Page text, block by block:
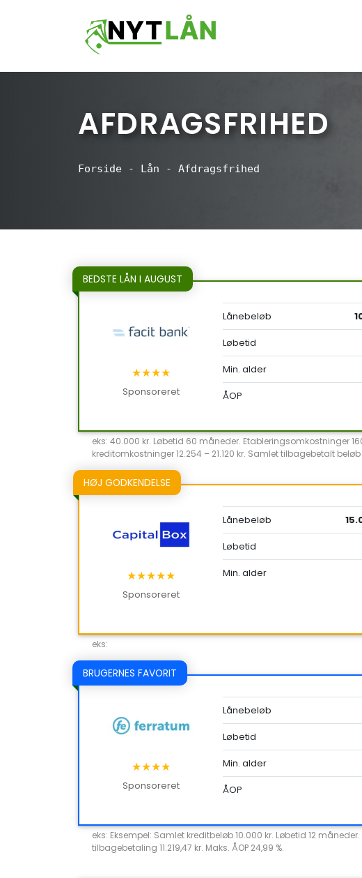
AFDRAGSFRIHED
Forside - Lån - Afdragsfrihed
BEDSTE LÅN I AUGUST
★★★★
Sponsoreret
Lånebeløb
Løbetid
Min. alder
ÅOP
eks: 40.000 kr. Løbetid 60 måneder. Etableringsomkostninger
kreditomkostninger 12.254 – 21.120 kr. Samlet tilbagebetalt beløb
HØJ GODKENDELSE
★★★★★
Sponsoreret
Lånebeløb
Løbetid
Min. alder
eks:
BRUGERNES FAVORIT
★★★★
Sponsoreret
Lånebeløb
Løbetid
Min. alder
ÅOP
eks: Eksempel: Samlet kreditbeløb 10.000 kr. Løbetid 12
tilbagebetaling 11.219,47 kr. Maks. ÅOP 24,99 %.